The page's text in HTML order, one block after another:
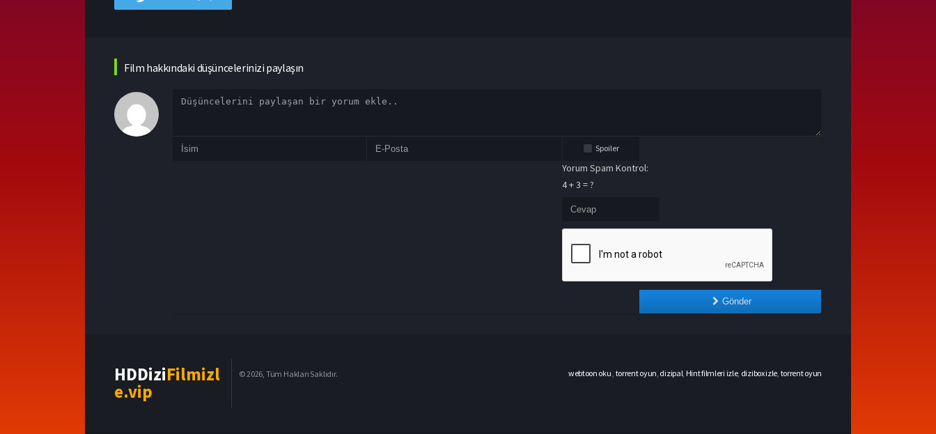
Film hakkındaki düşüncelerinizi paylaşın
Spoiler
Yorum Spam Kontrol:
4 + 3 = ?
Gönder
HDDiziFilmizl
e.vip
© 2026, Tüm Hakları Saklıdır. webtoon oku torrent oyun dizipal Hint filmleri izle, dizibox izle torrent oyun